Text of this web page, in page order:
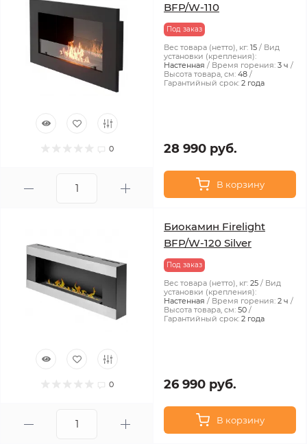
0
BFP/W-110
Под заказ
Вес товара (нетто), кг: 15
Вид
установки (крепления):
Настенная
Время горения: 3 ч
Высота товара, см: 48
Гарантийный срок: 2 года
28 990 руб.
В корзину
0
Биокамин Firelight
BFP/W-120 Silver
Под заказ
Вес товара (нетто), кг: 25
Вид
установки (крепления):
Настенная
Время горения: 2 ч
Высота товара, см: 50
Гарантийный срок: 2 года
26 990 руб.
В корзину